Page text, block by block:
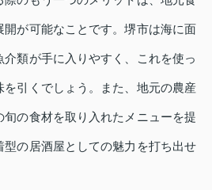
が可能なことです。堺市は海に面
介類が手に入りやすく、これを使っ
引くでしょう。また、地元の農産
の食材を取り入れたメニューを提
の居酒屋としての魅力を打ち出せ